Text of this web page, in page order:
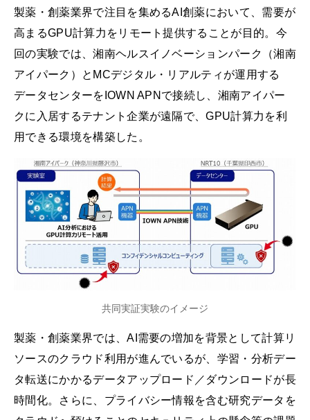
製薬・創薬業界で注目を集めるAI創薬において、需要が
高まるGPU計算力をリモート提供することが目的。今
回の実験では、湘南ヘルスイノベーションパーク（湘南
アイパーク）とMCデジタル・リアルティが運用する
データセンターをIOWN APNで接続し、湘南アイパー
クに入居するテナント企業が遠隔で、GPU計算力を利
用できる環境を構築した。
共同実証実験のイメージ
製薬・創薬業界では、AI需要の増加を背景として計算リ
ソースのクラウド利用が進んでいるが、学習・分析デー
タ転送にかかるデータアップロード／ダウンロードが長
時間化。さらに、プライバシー情報を含む研究データを